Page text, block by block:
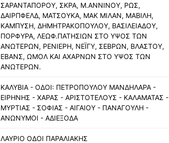
ΣΑΡΑΝΤΑΠΟΡΟΥ, ΣΚΡΑ, Μ.ΑΝΝΙΝΟΥ, ΡΩΣ,
ΔΑΙΡΠΦΕΛΔ, ΜΑΤΣΟΥΚΑ, ΜΑΚ ΜΙΛΑΝ, ΜΑΒΙΛΗ,
ΚΑΜΠΥΣΗ, ΔΗΜΗΤΡΑΚΟΠΟΥΛΟΥ, ΒΑΣΙΛΕΙΑΔΟΥ,
ΠΟΡΦΥΡΑ, ΛΕΩΦ.ΠΑΤΗΣΙΩΝ ΣΤΟ ΥΨΟΣ ΤΩΝ
ΑΝΩΤΕΡΩΝ, ΡΕΝΙΕΡΗ, ΝΕΪΓΥ, ΣΕΒΡΩΝ, ΒΛΑΣΤΟΥ,
ΕΒΑΝΣ, ΩΜΟΛ ΚΑΙ ΑΧΑΡΝΩΝ ΣΤΟ ΥΨΟΣ ΤΩΝ
ΑΝΩΤΕΡΩΝ.
ΚΑΛΥΒΙΑ - ΟΔΟΙ: ΠΕΤΡΟΠΟΥΛΟΥ ΜΑΝΔΗΛΑΡΑ -
ΕΙΡΗΝΗΣ - ΧΑΡΑΣ - ΑΡΙΣΤΟΤΕΛΟΥΣ - ΚΑΛΑΜΑΤΑΣ -
ΜΥΡΤΙΑΣ - ΣΟΦΙΑΣ - ΑΙΓΑΙΟΥ - ΠΑΝΑΓΟΥΛΗ -
ΑΝΩΝΥΜΟΙ - ΑΔΙΕΞΟΔΑ
ΛΑΥΡΙΟ ΟΔΟΙ ΠΑΡΑΛΙΑΚΗΣ